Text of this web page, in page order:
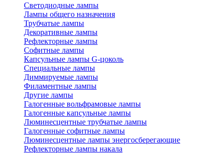
Светодиодные лампы
Лампы общего назначения
Трубчатые лампы
Декоративные лампы
Рефлекторные лампы
Софитные лампы
Капсульные лампы G-цоколь
Специальные лампы
Диммируемые лампы
Филаментные лампы
Другие лампы
Галогенные вольфрамовые лампы
Галогенные капсульные лампы
Люминесцентные трубчатые лампы
Галогенные софитные лампы
Люминесцентные лампы энергосберегающие
Рефлекторные лампы накала